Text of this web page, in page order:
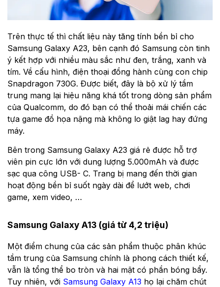
Trên thực tế thì chất liệu này tăng tính bền bỉ cho
Samsung Galaxy A23, bên cạnh đó Samsung còn tinh
ý kết hợp với nhiều màu sắc như đen, trắng, xanh và
tím. Về cấu hình, điện thoại đồng hành cùng con chip
Snapdragon 730G. Được biết, đây là bộ xử lý tầm
trung mang lại hiệu năng khá tốt trong dòng sản phẩm
của Qualcomm, do đó bạn có thể thoải mái chiến các
tựa game đồ họa nặng mà không lo giật lag hay đứng
máy.
Bên trong Samsung Galaxy A23 giá rẻ được hỗ trợ
viên pin cực lớn với dung lượng 5.000mAh và được
sạc qua công USB- C. Trang bị mang đến thời gian
hoạt động bền bỉ suốt ngày dài để lướt web, chơi
game, xem video, …
Samsung Galaxy A13 (giá từ 4,2 triệu)
Một điểm chung của các sản phẩm thuộc phân khúc
tầm trung của Samsung chính là phong cách thiết kế,
vẫn là tổng thể bo tròn và hai mặt có phần bóng bẩy.
Tuy nhiên, với Samsung Galaxy A13 họ lại chăm chút